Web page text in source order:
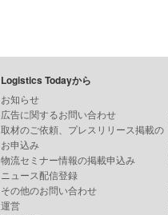
Logistics Todayから
お知らせ
広告に関するお問い合わせ
取材のご依頼、プレスリリース掲載の
お申込み
物流セミナー情報の掲載申込み
ニュース配信登録
その他のお問い合わせ
運営